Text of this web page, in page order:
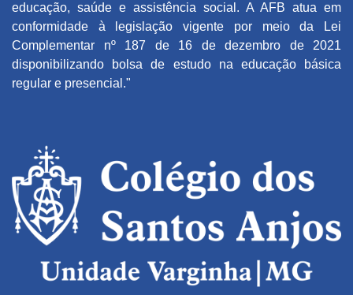
educação, saúde e assistência social. A AFB atua em
conformidade à legislação vigente por meio da Lei
Complementar nº 187 de 16 de dezembro de 2021
disponibilizando bolsa de estudo na educação básica
regular e presencial."